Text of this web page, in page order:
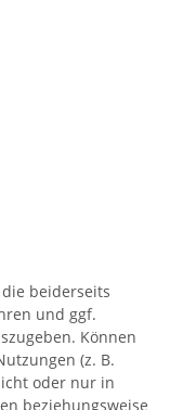
beiderseits
und ggf.
Können
(z. B.
oder nur in
beziehungsweise